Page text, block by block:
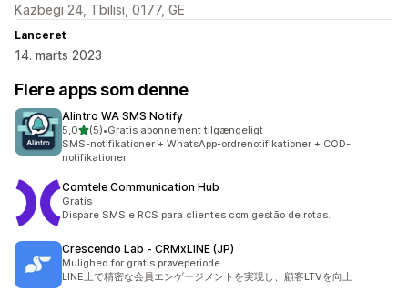
Kazbegi 24, Tbilisi, 0177, GE
Lanceret
14. marts 2023
Flere apps som denne
Alintro WA SMS Notify
5,0ud af 5 stjerner
(5)
5 anmeldelser i alt
•Gratis abonnement tilgængeligt
SMS-notifikationer + WhatsApp-ordrenotifikationer + COD-
notifikationer
Comtele Communication Hub
Gratis
Dispare SMS e RCS para clientes com gestão de rotas.
Crescendo Lab ‑ CRMxLINE (JP)
Mulighed for gratis prøveperiode
LINE上で精密な会員エンゲージメントを実現し、顧客LTVを向上